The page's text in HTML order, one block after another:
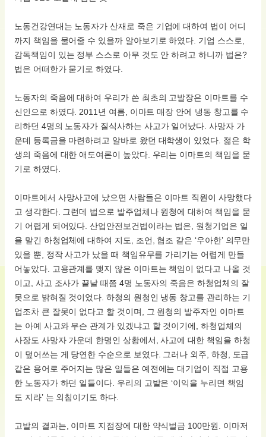
노동건강연대는 노동자가 산재로 죽은 기업에 대하여 법이 어디
까지 책임을 물어줄 수 있을까 알아보기로 하였다. 기업 스스로,
감독책임이 있는 정부 스스로 아무 것도 안 하려고 하니까 법은?
법은 어떠한가 묻기로 하였다.
노동자의 죽음에 대하여 우리가 쓴 최초의 고발장은 이마트를 수
신인으로 하였다. 2011년 여름, 이마트 매장 안에 냉동 창고를 수
리하던 4명의 노동자가 질식사하는 사고가 일어났다. 사망자 가
운데 등록금을 마련하려고 알바로 왔던 대학생이 있었다. 젊은 학
생의 죽음에 대한 애도여론이 높았다. 우리는 이마트의 책임을 묻
기로 하였다.
이마트에서 사망사고에 났으면 사람들은 이마트 직원이 사망했다
고 생각한다. 그런데 법으로 발주업체나 원청에 대하여 책임을 묻
기 어렵게 되어있다. 산업안전보건법이라는 법은, 원청기업은 일
을 맡긴 하청업체에 대하여 지도, 조언, 협조 같은 ‘우아한’ 의무만
있을 뿐, 정작 사고가 났을 때 책임유무를 가리기는 어렵게 만들
어놓았다. 고용관계를 맺지 않은 이마트는 책임이 없다고 나올 것
이고, 사고 조사가 끝날 때쯤 4명 노동자의 죽음은 하청업체의 잘
못으로 밝혀질 것이었다. 하청의 원청인 냉동 창고를 관리하는 기
업조차 큰 잘못이 없다고 할 것이며, 그 원청의 발주자인 이마트
는 아예 사고와 무슨 관계가 있겠냐고 할 것이기에, 하청업체의
사장도 사망자 가운데 한명인 상황에서, 사고에 대한 책임을 하청
이 덮어쓰는 게 당연한 수순으로 보였다. 그러나 외주, 하청, 도급
같은 용어로 주어지는 많은 일들은 예전에는 대기업이 직접 고용
한 노동자가 하던 일들이다. 우리의 고발은 ‘이익을 누리면 책임
도 지라’ 는 외침이기도 하다.
고발의 결과는, 이마트 지점장에 대한 약식벌금 100만원. 이마저